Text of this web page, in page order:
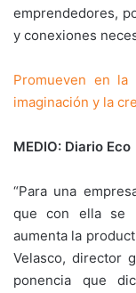
emprendedores,
y conexiones
Promueven en
imaginación y la
MEDIO: Diario Eco
“Para una
que con ella se
aumenta la
Velasco, director
ponencia que